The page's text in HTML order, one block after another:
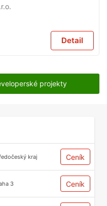
Detail
projekty
kraj Ceník
3 Ceník